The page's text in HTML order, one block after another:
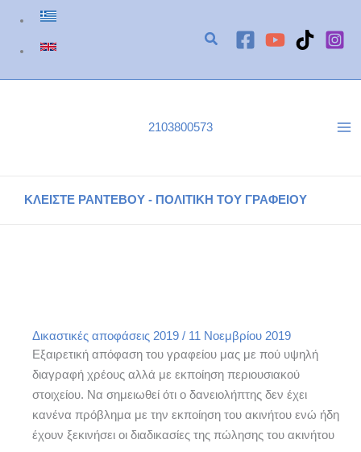
Μετάβαση
περιεχόμενο
2103800573
ΚΛΕΙΣΤΕ ΡΑΝΤΕΒΟΥ - ΠΟΛΙΤΙΚΗ ΤΟΥ ΓΡΑΦΕΙΟΥ
Δικαστικές αποφάσεις 2019 / 11 Νοεμβρίου 2019
Εξαιρετική απόφαση του γραφείου μας με πού υψηλή
διαγραφή χρέους αλλά με εκποίηση περιουσιακού
στοιχείου. Να σημειωθεί ότι ο δανειολήπτης δεν έχει
κανένα πρόβλημα με την εκποίηση του ακινήτου ενώ ήδη
έχουν ξεκινήσει οι διαδικασίες της πώλησης του ακινήτου